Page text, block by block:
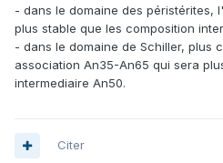
- dans le domaine des péristérites,
plus stable que les composition
- dans le domaine de Schiller, plus
association An35-An65 qui sera
intermediaire An50.
Citer